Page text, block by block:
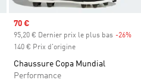
Rabais
Prix soldé
70 €
95,20 € Dernier prix le plus bas -26%
140 € Prix d'origine
Chaussure Copa Mundial
Performance